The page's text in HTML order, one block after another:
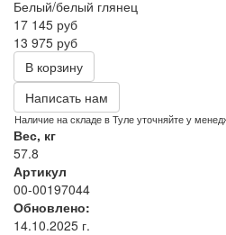
Белый/белый глянец
17 145 руб
13 975 руб
В корзину
Написать нам
Наличие на складе в Туле уточняйте у
Вес, кг
57.8
Артикул
00-00197044
Обновлено:
14.10.2025 г.